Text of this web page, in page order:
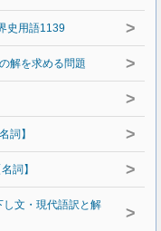
史用語1139 >
解を求める問題 >
>
詞】 >
詞】 >
文・現代語訳と解
>